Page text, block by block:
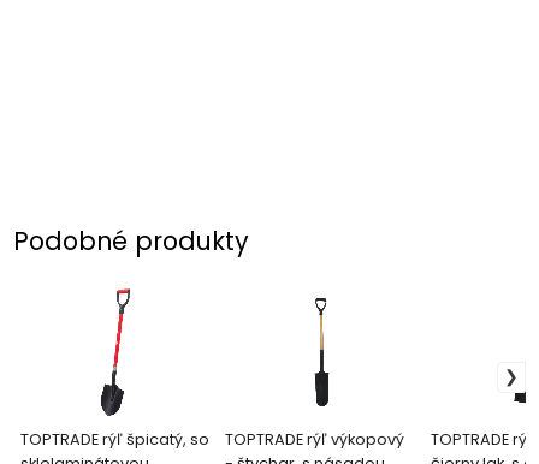
Podobné produkty
TOPTRADE rýľ špicatý, so
TOPTRADE rýľ výkopový
TOPTRADE